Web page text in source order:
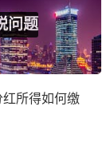
问题
所得如何缴